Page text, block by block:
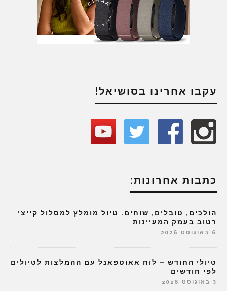
עקבו אחרינו בסושיאל!
כתבות אחרונות:
הולכים, טובלים, שוחים. טיול מומלץ למסלול קייצי
רטוב בעמק המעיינות
6 באוגוסט 2026
טיולי החודש – לוח אאוטפאנל עם ההמלצות לטיולים
לפי חודשים
3 באוגוסט 2026